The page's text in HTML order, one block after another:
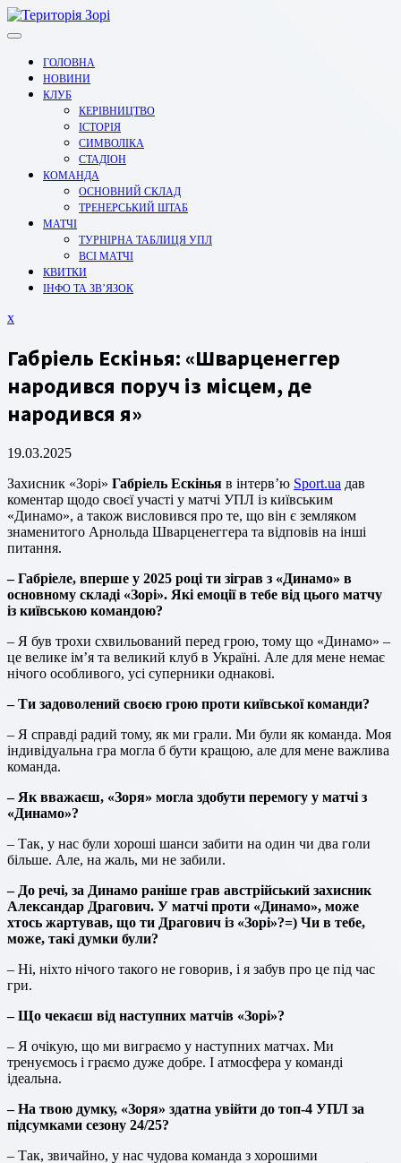
Перейти
до
ГОЛОВНА
НОВИНИ
КЛУБ
КЕРІВНИЦТВО
ІСТОРІЯ
СИМВОЛІКА
СТАДІОН
КОМАНДА
ОСНОВНИЙ СКЛАД
ТРЕНЕРСЬКИЙ ШТАБ
МАТЧІ
ТУРНІРНА ТАБЛИЦЯ УПЛ
ВСІ МАТЧІ
КВИТКИ
ІНФО ТА ЗВ’ЯЗОК
xЗакрити
Габріель Ескінья: «Шварценеггер
народився поруч із місцем, де
народився я»
19.03.2025
Захисник «Зорі» Габріель Ескінья в інтерв’ю Sport.ua дав
коментар щодо своєї участі у матчі УПЛ із київським
«Динамо», а також висловився про те, що він є земляком
знаменитого Арнольда Шварценеггера та відповів на інші
питання.
– Габріеле, вперше у 2025 році ти зіграв з «Динамо» в
основному складі «Зорі». Які емоції в тебе від цього матчу
із київською командою?
– Я був трохи схвильований перед грою, тому що «Динамо» –
це велике ім’я та великий клуб в Україні. Але для мене немає
нічого особливого, усі суперники однакові.
– Ти задоволений своєю грою проти київської команди?
– Я справді радий тому, як ми грали. Ми були як команда. Моя
індивідуальна гра могла б бути кращою, але для мене важлива
команда.
– Як вважаєш, «Зоря» могла здобути перемогу у матчі з
«Динамо»?
– Так, у нас були хороші шанси забити на один чи два голи
більше. Але, на жаль, ми не забили.
– До речі, за Динамо раніше грав австрійський захисник
Александар Драгович. У матчі проти «Динамо», може
хтось жартував, що ти Драгович із «Зорі»?=) Чи в тебе,
може, такі думки були?
– Ні, ніхто нічого такого не говорив, і я забув про це під час
гри.
– Що чекаєш від наступних матчів «Зорі»?
– Я очікую, що ми виграємо у наступних матчах. Ми
тренуємось і граємо дуже добре. І атмосфера у команді
ідеальна.
– На твою думку, «Зоря» здатна увійти до топ-4 УПЛ за
підсумками сезону 24/25?
– Так, звичайно, у нас чудова команда з хорошими